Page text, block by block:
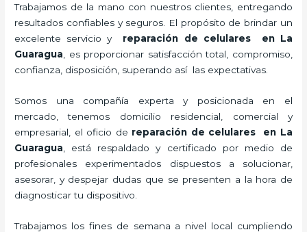
Trabajamos de la mano con nuestros clientes, entregando
resultados confiables y seguros. El propósito de brindar un
excelente servicio y reparación de celularesen La
Guaragua , es proporcionar satisfacción total, compromiso,
confianza, disposición, superando así las expectativas.
Somos una compañía experta y posicionada en el
mercado, tenemos domicilio residencial, comercial y
empresarial, el oficio de reparación de celulares en La
Guaragua , está respaldado y certificado por medio de
profesionales experimentados dispuestos a solucionar,
asesorar, y despejar dudas que se presenten a la hora de
diagnosticar tu dispositivo.
Trabajamos los fines de semana a nivel local cumpliendo